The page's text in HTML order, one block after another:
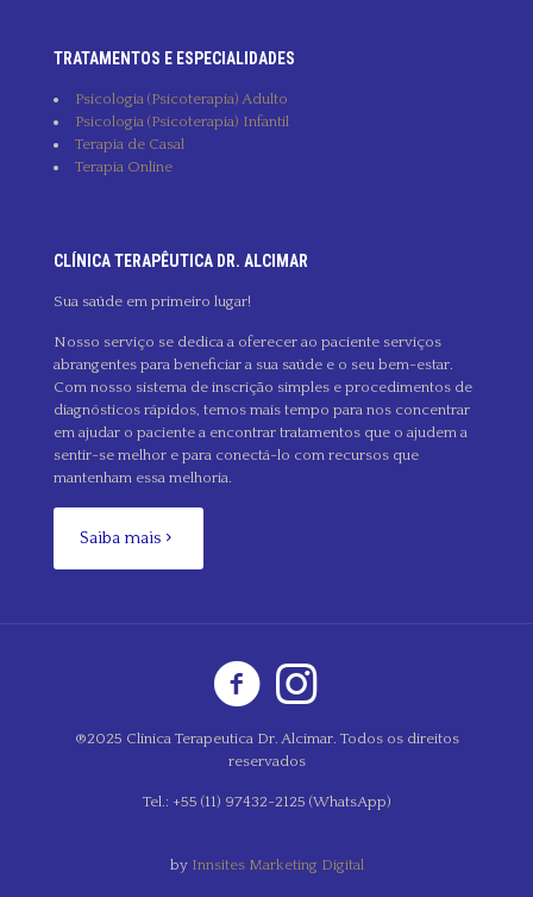
TRATAMENTOS E ESPECIALIDADES
Psicologia (Psicoterapia) Adulto
Psicologia (Psicoterapia) Infantil
Terapia de Casal
Terapia Online
CLÍNICA TERAPÊUTICA DR. ALCIMAR
Sua saúde em primeiro lugar!
Nosso serviço se dedica a oferecer ao paciente serviços
abrangentes para beneficiar a sua saúde e o seu bem-estar.
Com nosso sistema de inscrição simples e procedimentos de
diagnósticos rápidos, temos mais tempo para nos concentrar
em ajudar o paciente a encontrar tratamentos que o ajudem a
sentir-se melhor e para conectá-lo com recursos que
mantenham essa melhoria.
Saiba mais
®2025 Clínica Terapeutica Dr. Alcimar. Todos os direitos
reservados
Tel.: +55 (11) 97432-2125 (WhatsApp)
by Innsites Marketing Digital